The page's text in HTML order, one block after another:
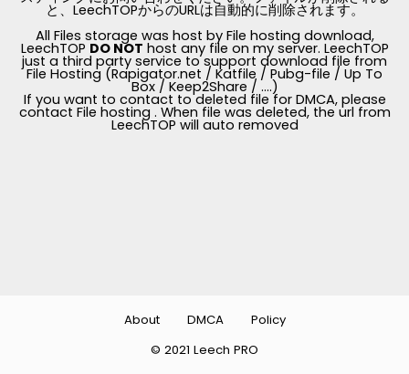
と、LeechTOPからのURLは自動的に削除されます。
All Files storage was host by File hosting download,
LeechTOP DO NOT host any file on my server. LeechTOP
just a third party service to support download file from
File Hosting (Rapigator.net / Katfile / Pubg-file / Up To
Box / Keep2Share / ....)
If you want to contact to deleted file for DMCA, please
contact File hosting . When file was deleted, the url from
LeechTOP will auto removed
© 2021 Leech PRO
About DMCA Policy